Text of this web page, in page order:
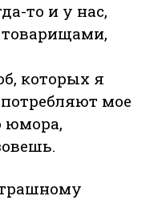
то и у нас,
которых я
мое
юмора,